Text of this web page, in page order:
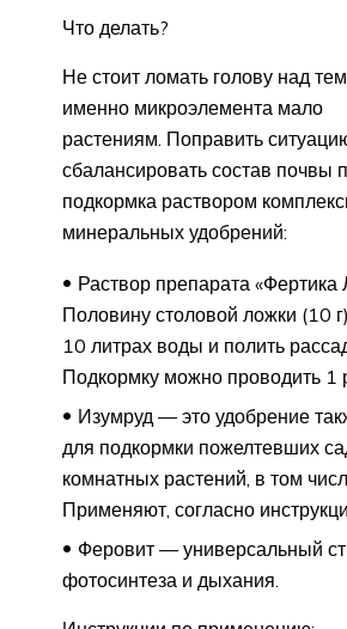
Что делать?
Не стоит ломать голову над
именно микроэлемента мало
растениям. Поправить
сбалансировать состав почвы
подкормка раствором
минеральных удобрений:
Раствор препарата «Фертика
Половину столовой ложки (10
10 литрах воды и полить
Подкормку можно проводить 1
Изумруд — это удобрение
для подкормки пожелтевших
комнатных растений, в том
Применяют, согласно
Феровит — универсальный
фотосинтеза и дыхания.